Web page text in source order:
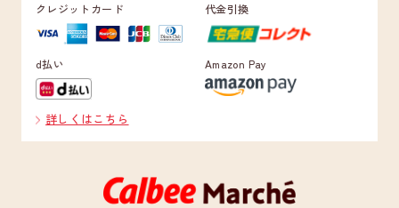
クレジットカード 代金引換
d払い Amazon Pay
詳しくはこちら